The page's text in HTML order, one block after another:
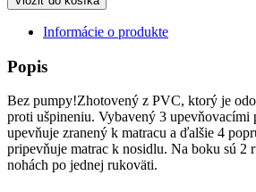
Informácie o produkte
Popis
Bez pumpy!Zhotovený z PVC, ktorý je
proti ušpineniu. Vybavený 3 upevňovacími
upevňuje zranený k matracu a ďalšie 4
pripevňuje matrac k nosidlu. Na boku sú 2
nohách po jednej rukoväti.